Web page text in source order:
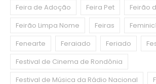
Feira de Adoção
Feira Pet
Feirão
Feirão Limpa Nome
Feiras
Fenearte
Feraiado Feriado
Festival de Cinema de Rondônia
Festival de Música da Rádio Nacional